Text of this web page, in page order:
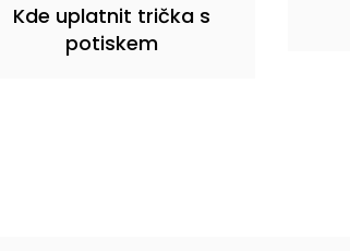
Kde uplatnit trička s
potiskem